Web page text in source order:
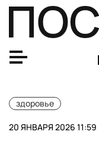
здоровье
20 ЯНВАРЯ 2026 11:59
Терапевт Смирнов: